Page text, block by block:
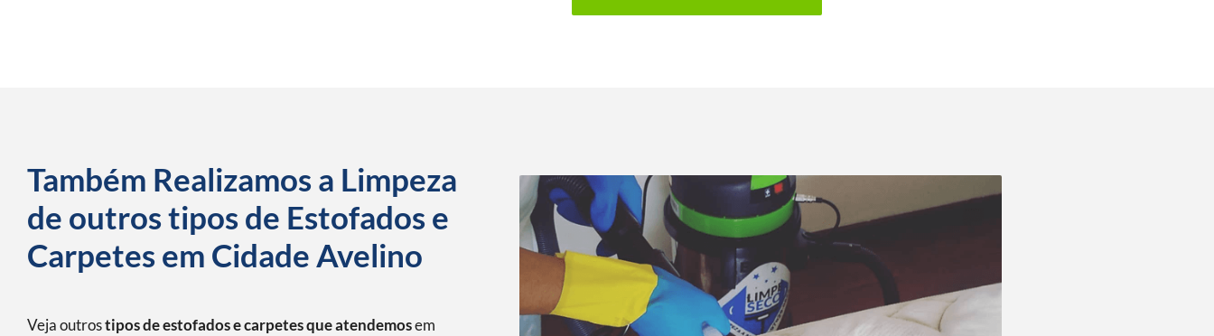
Também Realizamos a Limpeza
de outros tipos de Estofados e
Carpetes em Cidade Avelino
Veja outrostipos de estofados e carpetes que atendemosem